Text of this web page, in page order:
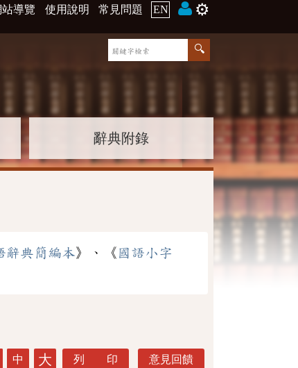
導覽 使用說明 常見問題 EN ⚙️
辭典附錄
辭典簡編本》、《 國語小字
中 大 列 印 意見回饋